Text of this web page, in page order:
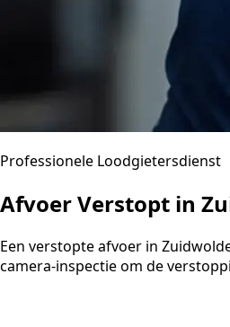
Professionele Loodgietersdienst
Afvoer Verstopt in
Een verstopte afvoer in
camera-inspectie om de